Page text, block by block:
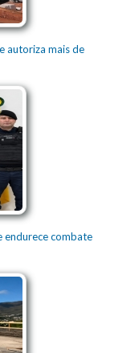
autoriza mais de
endurece combate